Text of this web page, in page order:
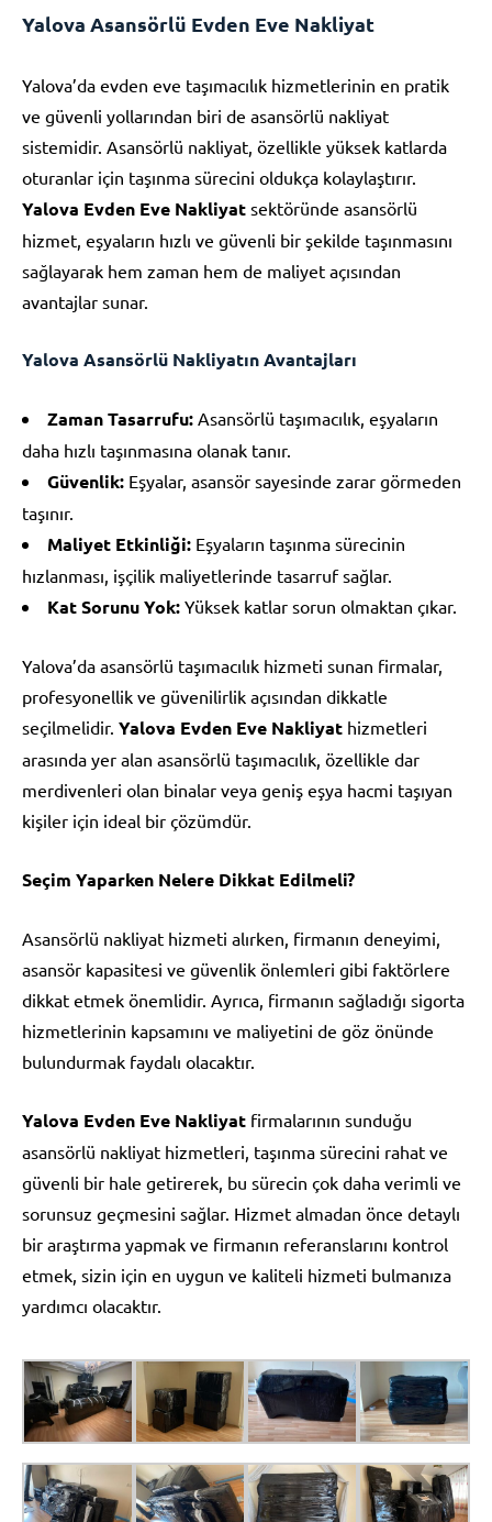
Yalova Asansörlü Evden Eve Nakliyat
Yalova’da evden eve taşımacılık hizmetlerinin en pratik
ve güvenli yollarından biri de asansörlü nakliyat
sistemidir. Asansörlü nakliyat, özellikle yüksek katlarda
oturanlar için taşınma sürecini oldukça kolaylaştırır.
Yalova Evden Eve Nakliyat sektöründe asansörlü
hizmet, eşyaların hızlı ve güvenli bir şekilde taşınmasını
sağlayarak hem zaman hem de maliyet açısından
avantajlar sunar.
Yalova Asansörlü Nakliyatın Avantajları
Zaman Tasarrufu: Asansörlü taşımacılık, eşyaların
daha hızlı taşınmasına olanak tanır.
Güvenlik: Eşyalar, asansör sayesinde zarar görmeden
taşınır.
Maliyet Etkinliği: Eşyaların taşınma sürecinin
hızlanması, işçilik maliyetlerinde tasarruf sağlar.
Kat Sorunu Yok: Yüksek katlar sorun olmaktan çıkar.
Yalova’da asansörlü taşımacılık hizmeti sunan firmalar,
profesyonellik ve güvenilirlik açısından dikkatle
seçilmelidir. Yalova Evden Eve Nakliyat hizmetleri
arasında yer alan asansörlü taşımacılık, özellikle dar
merdivenleri olan binalar veya geniş eşya hacmi taşıyan
kişiler için ideal bir çözümdür.
Seçim Yaparken Nelere Dikkat Edilmeli?
Asansörlü nakliyat hizmeti alırken, firmanın deneyimi,
asansör kapasitesi ve güvenlik önlemleri gibi faktörlere
dikkat etmek önemlidir. Ayrıca, firmanın sağladığı sigorta
hizmetlerinin kapsamını ve maliyetini de göz önünde
bulundurmak faydalı olacaktır.
Yalova Evden Eve Nakliyat firmalarının sunduğu
asansörlü nakliyat hizmetleri, taşınma sürecini rahat ve
güvenli bir hale getirerek, bu sürecin çok daha verimli ve
sorunsuz geçmesini sağlar. Hizmet almadan önce detaylı
bir araştırma yapmak ve firmanın referanslarını kontrol
etmek, sizin için en uygun ve kaliteli hizmeti bulmanıza
yardımcı olacaktır.